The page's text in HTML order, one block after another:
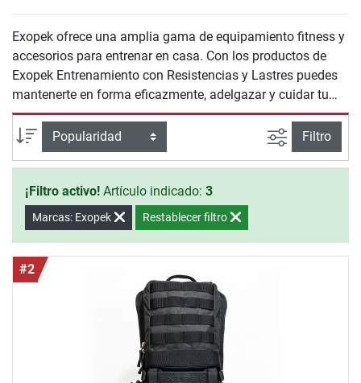
Exopek ofrece una amplia gama de equipamiento fitness y
accesorios para entrenar en casa. Con los productos de
Exopek Entrenamiento con Resistencias y Lastres puedes
mantenerte en forma eficazmente, adelgazar y cuidar tu
salud.
Ordenar por
Busqueda
Filtro
¡Filtro activo! Artículo indicado: 3
Marcas: Exopek Restablecer filtro
#2